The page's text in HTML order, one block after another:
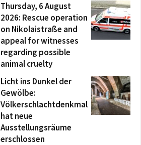
Thursday, 6 August
2026: Rescue operation
on Nikolaistraße and
appeal for witnesses
regarding possible
animal cruelty
Licht ins Dunkel der
Gewölbe:
Völkerschlachtdenkmal
hat neue
Ausstellungsräume
erschlossen